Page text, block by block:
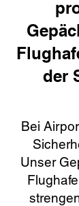
der
Bei
Unser